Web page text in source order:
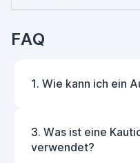
FAQ
1. Wie kann ich ein
3. Was ist eine
verwendet?